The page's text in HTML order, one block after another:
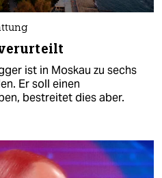
ist in Moskau zu sechs
Er soll einen
bestreitet dies aber.